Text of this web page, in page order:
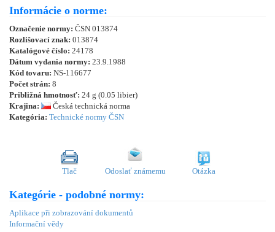
Informácie o norme:
Označenie normy: ČSN 013874
Rozlišovací znak: 013874
Katalógové číslo: 24178
Dátum vydania normy: 23.9.1988
Kód tovaru: NS-116677
Počet strán: 8
Približná hmotnosť: 24 g (0.05 libier)
Krajina:
Česká technická norma
Kategória: Technické normy ČSN
Tlač Odoslať známemu Otázka
Kategórie - podobné normy:
Aplikace při zobrazování dokumentů
Informační vědy